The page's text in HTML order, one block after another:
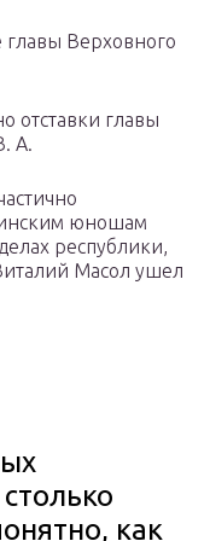
Верховного
отставки главы
А.
юношам
республики,
Масол ушел
как